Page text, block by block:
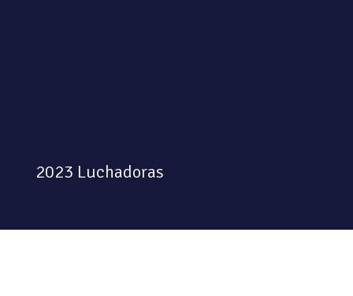
2023 Luchadoras